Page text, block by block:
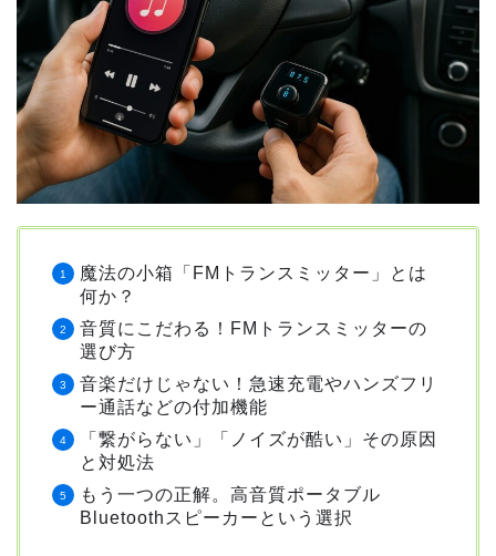
魔法の小箱「FMトランスミッター」とは
何か？
音質にこだわる！FMトランスミッターの
選び方
音楽だけじゃない！急速充電やハンズフリ
ー通話などの付加機能
「繋がらない」「ノイズが酷い」その原因
と対処法
もう一つの正解。高音質ポータブル
Bluetoothスピーカーという選択